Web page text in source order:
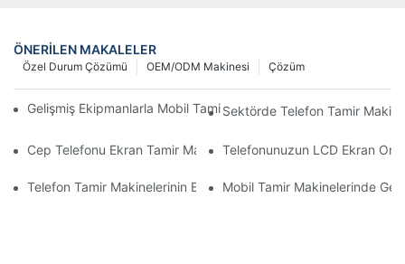
ÖNERILEN MAKALELER
Çözüm
OEM/ODM Makinesi
Özel Durum Çözümü
Gelişmiş Ekipmanlarla Mobil Tamir İş Akışınızı Nasıl
Sektörde Telefon Tamir
Cep Telefonu Ekran Tamir Makineniz İçin Doğru Aksesuarları
Telefonunuzun LCD Ekran
Telefon Tamir Makinelerinin Ekran ve Batarya Değişiminde
Mobil Tamir Makinelerinde